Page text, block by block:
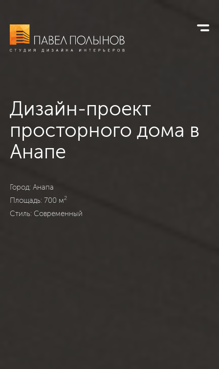
Дизайн-проект
просторного дома в
Анапе
Дом в Анапе, Анапа, Современный, 700
Город: Анапа
Площадь: 700 м2
Стиль: Современный